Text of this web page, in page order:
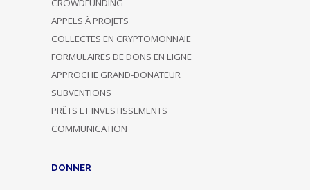
APPELS À PROJETS
COLLECTES EN CRYPTOMONNAIE
FORMULAIRES DE DONS EN LIGNE
APPROCHE GRAND-DONATEUR
SUBVENTIONS
PRÊTS ET INVESTISSEMENTS
COMMUNICATION
DONNER